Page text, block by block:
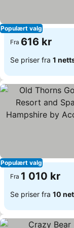
Populært valg
Fra 616 kr
Se priser fra 1
Populært valg
Fra 1 010 kr
Se priser fra 10